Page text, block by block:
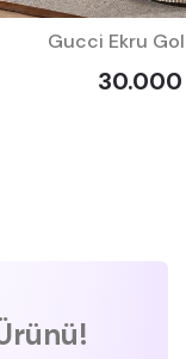
Gucci Ekru